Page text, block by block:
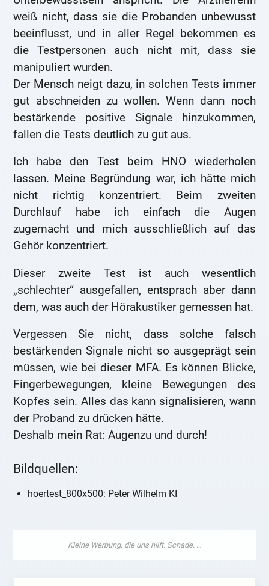
weiß nicht, dass sie die Probanden unbewusst
beeinflusst, und in aller Regel bekommen es
die Testpersonen auch nicht mit, dass sie
manipuliert wurden.
Der Mensch neigt dazu, in solchen Tests immer
gut abschneiden zu wollen. Wenn dann noch
bestärkende positive Signale hinzukommen,
fallen die Tests deutlich zu gut aus.
Ich habe den Test beim HNO wiederholen
lassen. Meine Begründung war, ich hätte mich
nicht richtig konzentriert. Beim zweiten
Durchlauf habe ich einfach die Augen
zugemacht und mich ausschließlich auf das
Gehör konzentriert.
Dieser zweite Test ist auch wesentlich
„schlechter“ ausgefallen, entsprach aber dann
dem, was auch der Hörakustiker gemessen hat.
Vergessen Sie nicht, dass solche falsch
bestärkenden Signale nicht so ausgeprägt sein
müssen, wie bei dieser MFA. Es können Blicke,
Fingerbewegungen, kleine Bewegungen des
Kopfes sein. Alles das kann signalisieren, wann
der Proband zu drücken hätte.
Deshalb mein Rat: Augenzu und durch!
Bildquellen:
hoertest_800x500: Peter Wilhelm KI